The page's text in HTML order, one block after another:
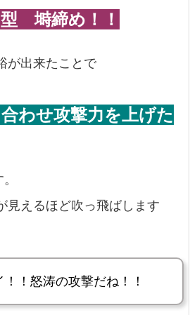
塒締め！！
が出来たことで
わせ攻撃力を上げた
見えるほど吹っ飛ばします
！！怒涛の攻撃だね！！